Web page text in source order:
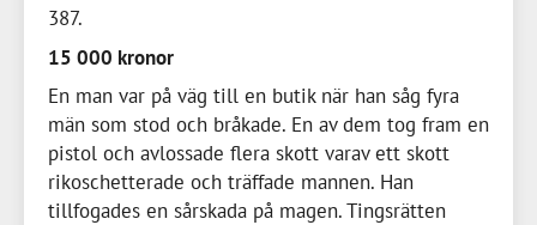
387
15 000 kronor
En man var på väg till en butik när han såg fyra
män som stod och bråkade. En av dem tog fram en
pistol och avlossade flera skott varav ett skott
rikoschetterade och träffade mannen. Han
tillfogades en sårskada på magen. Tingsrätten